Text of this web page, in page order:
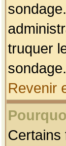
truquer
sondage.
Revenir
Certains